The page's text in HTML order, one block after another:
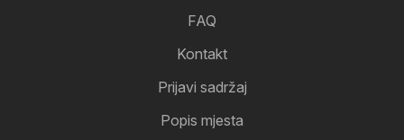
FAQ
Kontakt
Prijavi sadržaj
Popis mjesta